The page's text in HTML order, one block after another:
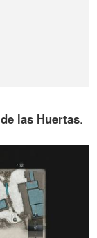
las Huertas.